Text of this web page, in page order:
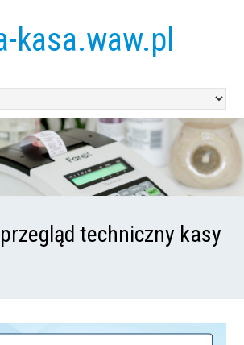
kasa.waw.pl
przegląd techniczny kasy